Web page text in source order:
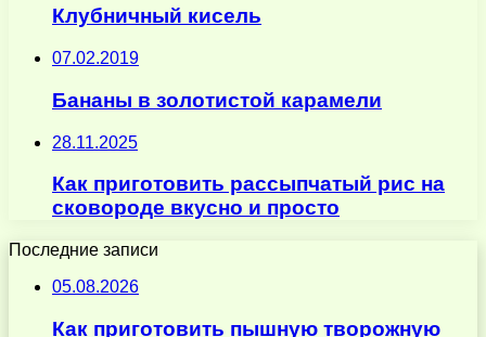
Клубничный кисель
07.02.2019
Бананы в золотистой карамели
28.11.2025
Как приготовить рассыпчатый рис на
сковороде вкусно и просто
Последние записи
05.08.2026
Как приготовить пышную творожную